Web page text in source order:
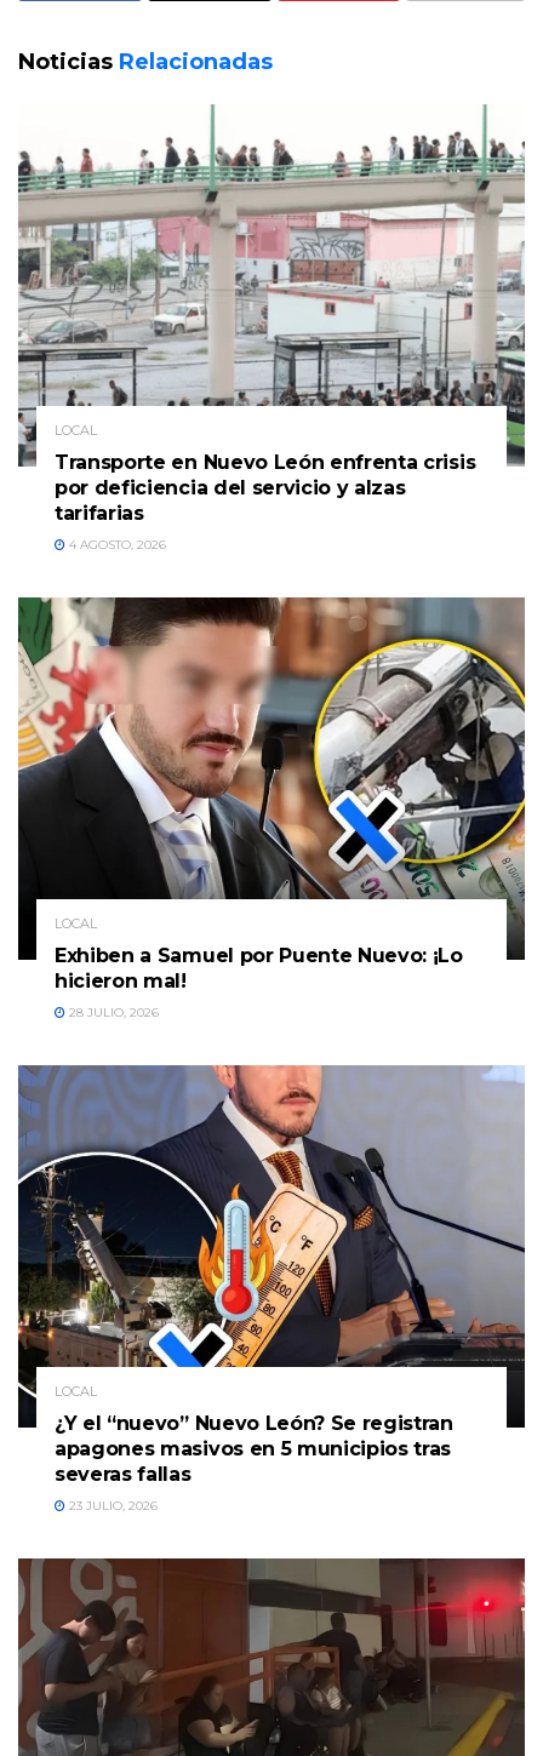
Noticias Relacionadas
LOCAL
Transporte en Nuevo León enfrenta crisis
por deficiencia del servicio y alzas
tarifarias
4 AGOSTO, 2026
LOCAL
Exhiben a Samuel por Puente Nuevo: ¡Lo
hicieron mal!
28 JULIO, 2026
LOCAL
¿Y el “nuevo” Nuevo León? Se registran
apagones masivos en 5 municipios tras
severas fallas
23 JULIO, 2026